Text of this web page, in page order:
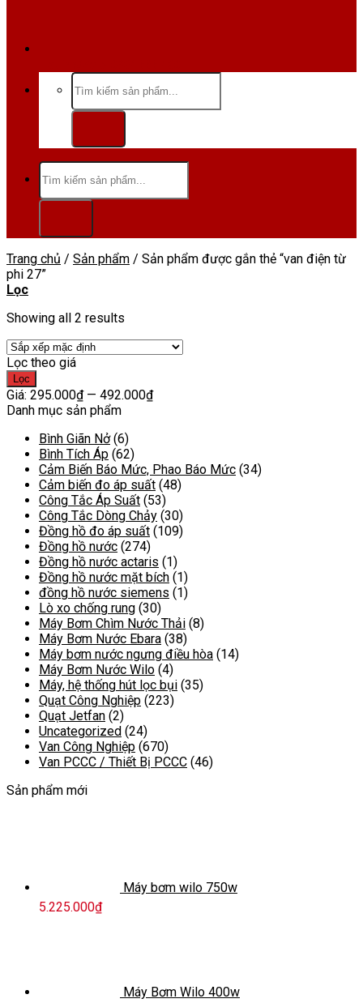
Tìm
kiếm:
Tìm
kiếm:
Trang chủ / Sản phẩm / Sản phẩm được gắn thẻ “van điện từ
phi 27”
Lọc
Showing all 2 results
Lọc theo giá
Giá
tối
thiểu
Giá
tối
đa
Lọc
Giá: 295.000₫— 492.000₫
Danh mục sản phẩm
Bình Giãn Nở (6)
Bình Tích Áp (62)
Cảm Biến Báo Mức, Phao Báo Mức (34)
Cảm biến đo áp suất (48)
Công Tắc Áp Suất (53)
Công Tắc Dòng Chảy (30)
Đồng hồ đo áp suất (109)
Đồng hồ nước (274)
Đồng hồ nước actaris (1)
Đồng hồ nước mặt bích (1)
đồng hồ nước siemens (1)
Lò xo chống rung (30)
Máy Bơm Chìm Nước Thải (8)
Máy Bơm Nước Ebara (38)
Máy bơm nước ngưng điều hòa (14)
Máy Bơm Nước Wilo (4)
Máy, hệ thống hút lọc bụi (35)
Quạt Công Nghiệp (223)
Quạt Jetfan (2)
Uncategorized (24)
Van Công Nghiệp (670)
Van PCCC / Thiết Bị PCCC (46)
Sản phẩm mới
Máy bơm wilo 750w
5.225.000₫
Máy Bơm Wilo 400w